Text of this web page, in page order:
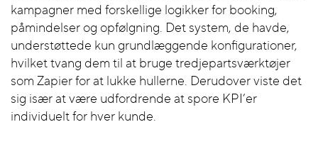
kampagner med forskellige logikker for booking,
påmindelser og opfølgning. Det system, de havde,
understøttede kun grundlæggende konfigurationer,
hvilket tvang dem til at bruge tredjepartsværktøjer
som Zapier for at lukke hullerne. Derudover viste det
sig især at være udfordrende at spore KPI’er
individuelt for hver kunde.